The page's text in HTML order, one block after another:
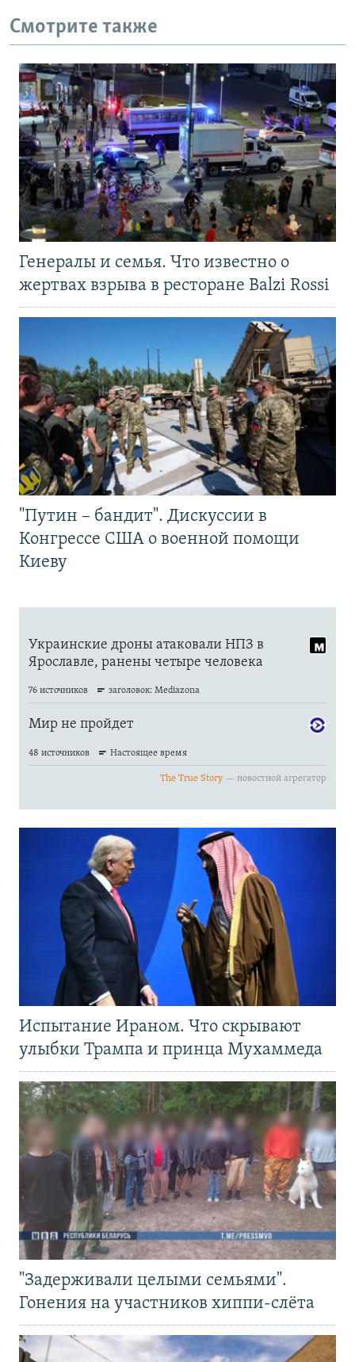
Смотрите также
Генералы и семья. Что известно о
жертвах взрыва в ресторане Balzi Rossi
"Путин – бандит". Дискуссии в
Конгрессе США о военной помощи
Киеву
Испытание Ираном. Что скрывают
улыбки Трампа и принца Мухаммеда
"Задерживали целыми семьями".
Гонения на участников хиппи-слёта